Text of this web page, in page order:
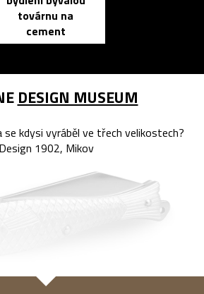
továrnu na
cement
DESIGN MUSEUM
se kdysi vyráběl ve třech velikostech?
Design 1902, Mikov